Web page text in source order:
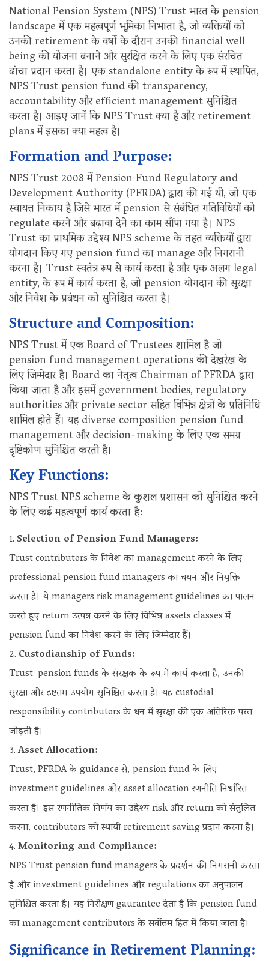
National Pension System (NPS) Trust भारत के pension
landscape में एक महत्वपूर्ण भूमिका निभाता है, जो व्यक्तियों को
उनकी retirement के वर्षों के दौरान उनकी financial well
being की योजना बनाने और सुरक्षित करने के लिए एक संरचित
ढांचा प्रदान करता है। एक standalone entity के रूप में स्थापित,
NPS Trust pension fund की transparency,
accountability और efficient management सुनिश्चित
करता है। आइए जानें कि NPS Trust क्या है और retirement
plans में इसका क्या महत्व है।
Formation and Purpose:
NPS Trust 2008 में Pension Fund Regulatory and
Development Authority (PFRDA) द्वारा की गई थी, जो एक
स्वायत्त निकाय है जिसे भारत में pension से संबंधित गतिविधियों को
regulate करने और बढ़ावा देने का काम सौंपा गया है। NPS
Trust का प्राथमिक उद्देश्य NPS scheme के तहत व्यक्तियों द्वारा
योगदान किए गए pension fund का manage और निगरानी
करना है। Trust स्वतंत्र रूप से कार्य करता है और एक अलग legal
entity, के रूप में कार्य करता है, जो pension योगदान की सुरक्षा
और निवेश के प्रबंधन को सुनिश्चित करता है।
Structure and Composition:
NPS Trust में एक Board of Trustees शामिल है जो
pension fund management operations की देखरेख के
लिए जिम्मेदार है। Board का नेतृत्व Chairman of PFRDA द्वारा
किया जाता है और इसमें government bodies, regulatory
authorities और private sector सहित विभिन्न क्षेत्रों के प्रतिनिधि
शामिल होते हैं। यह diverse composition pension fund
management और decision-making के लिए एक समग्र
दृष्टिकोण सुनिश्चित करती है।
Key Functions:
NPS Trust NPS scheme के कुशल प्रशासन को सुनिश्चित करने
के लिए कई महत्वपूर्ण कार्य करता है:
Selection of Pension Fund Managers:
Trust contributors के निवेश का management करने के लिए
professional pension fund managers का चयन और नियुक्ति
करता है। ये managers risk management guidelines का पालन
करते हुए return उत्पन्न करने के लिए विभिन्न assets classes में
pension fund का निवेश करने के लिए जिम्मेदार हैं।
Custodianship of Funds:
Trust pension funds के संरक्षक के रूप में कार्य करता है, उनकी
सुरक्षा और इष्टतम उपयोग सुनिश्चित करता है। यह custodial
responsibility contributors के धन में सुरक्षा की एक अतिरिक्त परत
जोड़ती है।
Asset Allocation:
Trust, PFRDA के guidance से, pension fund के लिए
investment guidelines और asset allocation रणनीति निर्धारित
करता है। इस रणनीतिक निर्णय का उद्देश्य risk और return को संतुलित
करना, contributors को स्थायी retirement saving प्रदान करना है।
Monitoring and Compliance:
NPS Trust pension fund managers के प्रदर्शन की निगरानी करता
है और investment guidelines और regulations का अनुपालन
सुनिश्चित करता है। यह निरीक्षण gaurantee देता है कि pension fund
का management contributors के सर्वोत्तम हित में किया जाता है।